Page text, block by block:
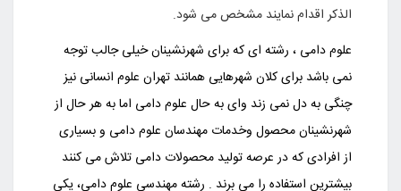
الذکر اقدام نمایند مشخص می شود.
علوم دامی ، رشته ای که برای شهرنشینان خیلی جالب توجه
نمی باشد برای کلان شهرهایی همانند تهران علوم انسانی نیز
چنگی به دل نمی زند وای به حال علوم دامی اما به هر حال از
شهرنشینان محصول وخدمات مهندسان علوم دامی و بسیاری
از افرادی که در عرصه تولید محصولات دامی تلاش می کنند
بیشترین استفاده را می برند . رشته مهندسی علوم دامی، یکی